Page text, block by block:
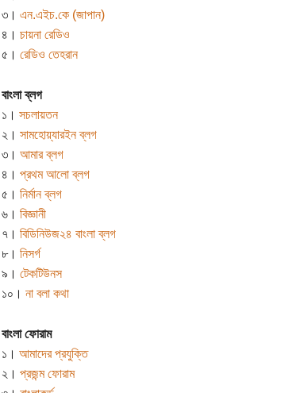
৩। এন.এইচ.কে (জাপান)
৪। চায়না রেডিও
৫। রেডিও তেহরান
বাংলা ব্লগ
১। সচলায়তন
২। সামহোয়্যারইন ব্লগ
৩। আমার ব্লগ
৪। প্রথম আলো ব্লগ
৫। নির্মান ব্লগ
৬। বিজ্ঞানী
৭। বিডিনিউজ২৪ বাংলা ব্লগ
৮। নিসর্গ
৯। টেকটিউনস
১০। না বলা কথা
বাংলা ফোরাম
১। আমাদের প্রযুক্তি
২। প্রজন্ম ফোরাম